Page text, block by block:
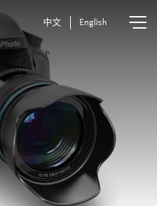
中文 English